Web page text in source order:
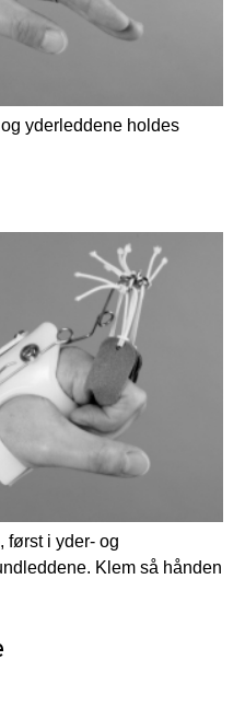
yderleddene holdes
i yder- og
Klem så hånden